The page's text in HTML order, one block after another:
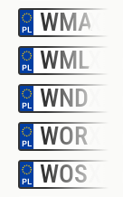
WMA
WML
WND
WOR
WOS